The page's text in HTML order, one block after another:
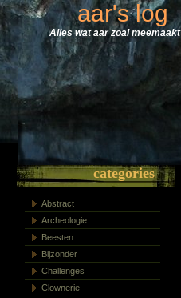
aar's log
Alles wat aar zoal meemaakt
categories
Abstract
Archeologie
Beesten
Bijzonder
Challenges
Clownerie